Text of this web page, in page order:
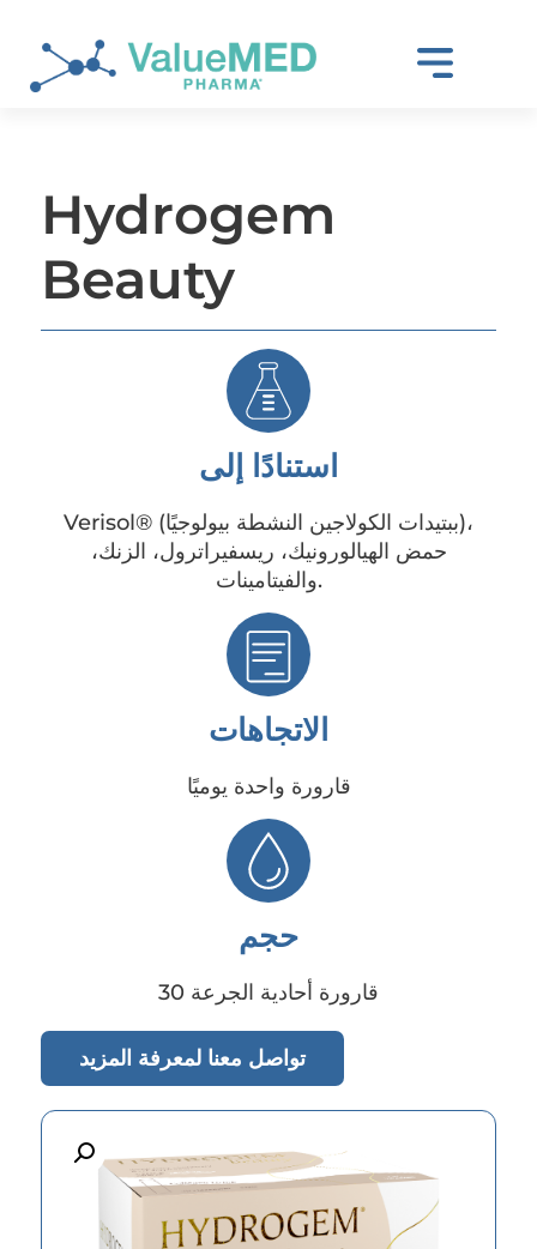
Hydrogem
Beauty
استنادًا إلى
Verisol® (ببتيدات الكولاجين النشطة بيولوجيًا)،
حمض الهيالورونيك، ريسفيراترول، الزنك،
والفيتامينات.
الاتجاهات
قارورة واحدة يوميًا
حجم
30 قارورة أحادية الجرعة
تواصل معنا لمعرفة المزيد